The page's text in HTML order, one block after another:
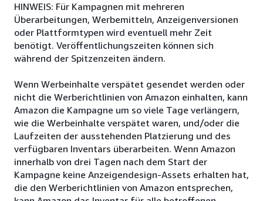
HINWEIS: Für Kampagnen mit mehreren
Überarbeitungen, Werbemitteln, Anzeigenversionen
oder Plattformtypen wird eventuell mehr Zeit
benötigt. Veröffentlichungszeiten können sich
während der Spitzenzeiten ändern.
Wenn Werbeinhalte verspätet gesendet werden oder
nicht die Werberichtlinien von Amazon einhalten, kann
Amazon die Kampagne um so viele Tage verlängern,
wie die Werbeinhalte verspätet waren, und/oder die
Laufzeiten der ausstehenden Platzierung und des
verfügbaren Inventars überarbeiten. Wenn Amazon
innerhalb von drei Tagen nach dem Start der
Kampagne keine Anzeigendesign-Assets erhalten hat,
die den Werberichtlinien von Amazon entsprechen,